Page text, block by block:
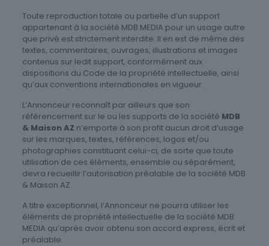
Toute reproduction totale ou partielle d’un support
appartenant à la société MDB MEDIA pour un usage autre
que privé est strictement interdite. Il en est de même des
textes, commentaires, ouvrages, illustrations et images
contenus sur ledit support, conformément aux
dispositions du Code de la propriété intellectuelle, ainsi
qu’aux conventions internationales en vigueur.
L’Annonceur reconnaît par ailleurs que son
référencement sur le ou les supports de la société MDB
& Maison AZ n’emporte à son profit aucun droit d’usage
sur les marques, textes, références, logos et/ou
photographies constituant celui-ci, de sorte que toute
utilisation de ces éléments, ensemble ou séparément,
devra recueillir l’autorisation préalable de la société MDB
& Maison AZ.
A titre exceptionnel, l’Annonceur ne pourra utiliser les
éléments de propriété intellectuelle de la société MDB
MEDIA qu’après avoir obtenu son accord express, écrit et
préalable.